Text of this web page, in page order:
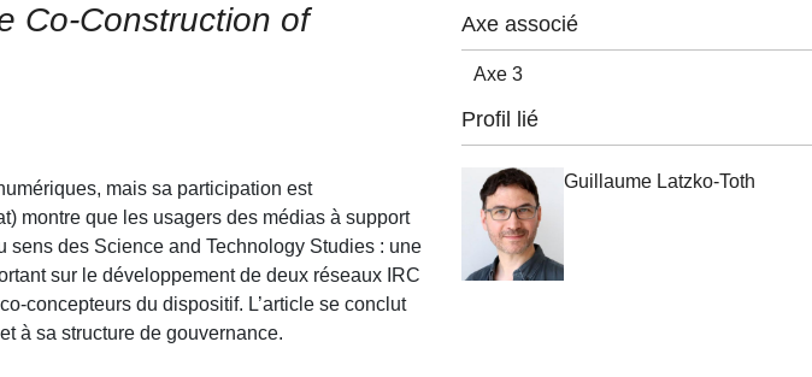
Co-Construction of
mais sa participation est
montre que les usagers des médias à support
sens des Science and Technology Studies : une
sur le développement de deux réseaux IRC
concepteurs du dispositif. L’article se conclut
à sa structure de gouvernance.
Axe associé
Axe 3
Profil lié
Guillaume Latzko-Toth